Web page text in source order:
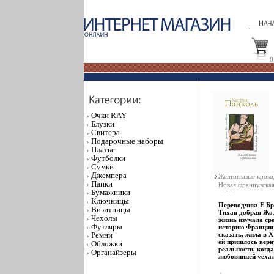
0
Очки RAY
Блузки
Свитера
Подарочные наборы
Платье
Футболки
Сумки
Джемпера
Папки
Бумажники
Ключницы
Визитницы
Чехолы
Футляры
Ремни
Обложки
Органайзеры
Желтоглазые
Новая
4237o.
Переводчик: Е
Тихая добрая
жизнь изучала
историю
сказать, жила в
ей пришлось
реальности,
любовницей
крокодилов, а